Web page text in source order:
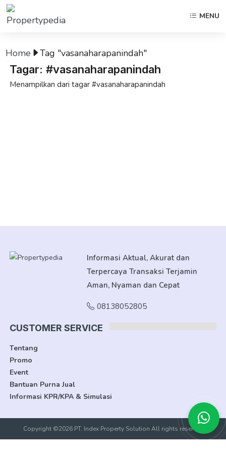
MENU
Home Tag "vasanaharapanindah"
Tagar: #vasanaharapanindah
Menampilkan dari tagar #vasanaharapanindah
Informasi Aktual, Akurat dan
Terpercaya Transaksi Terjamin
Aman, Nyaman dan Cepat
08138052805
CUSTOMER SERVICE
Tentang
Promo
Event
Bantuan Purna Jual
Informasi KPR/KPA & Simulasi
Copyright ©2026 PT. Index Property Solution All rights reserved